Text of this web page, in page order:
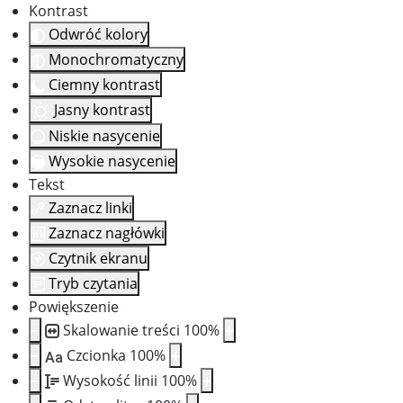
Kontrast
Odwróć kolory
Monochromatyczny
Ciemny kontrast
Jasny kontrast
Niskie nasycenie
Wysokie nasycenie
Tekst
Zaznacz linki
Zaznacz nagłówki
Czytnik ekranu
Tryb czytania
Powiększenie
Skalowanie treści 100%
Aa Czcionka 100%
Wysokość linii 100%